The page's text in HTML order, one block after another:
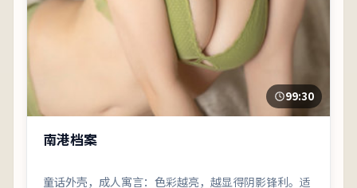
99:30
南港档案
童话外壳，成人寓言：色彩越亮，越显得阴影锋利。适